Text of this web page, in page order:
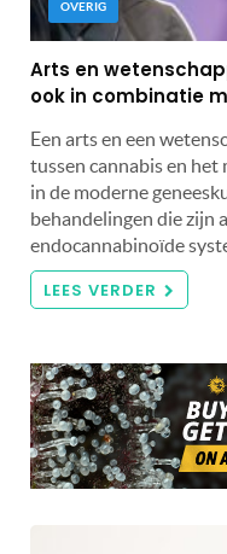
OVERIG
Arts en
ook in combinatie
Een arts en een
tussen cannabis en het
in de moderne
behandelingen die zijn
endocannabinoïde
LEES VERDER